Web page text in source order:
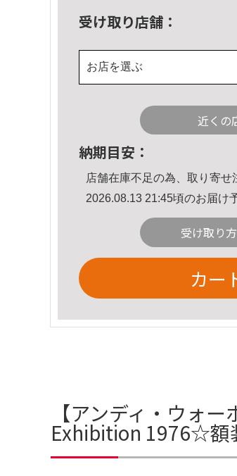
受け取り店舗：
お店を選ぶ
近くの
納期目安：
店舗在庫不足の為、取り寄せ
2026.08.13 21:45頃のお届け
受け取り
カー
【アンディ・ウォ
Exhibition 1976☆額